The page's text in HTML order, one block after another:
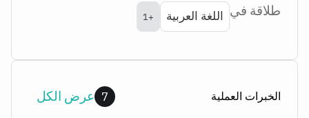
طلاقة في اللغة العربية +1
الخبرات العملية 7 عرض الكل